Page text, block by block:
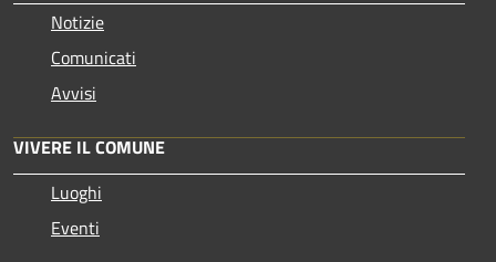
Notizie
Comunicati
Avvisi
VIVERE IL COMUNE
Luoghi
Eventi